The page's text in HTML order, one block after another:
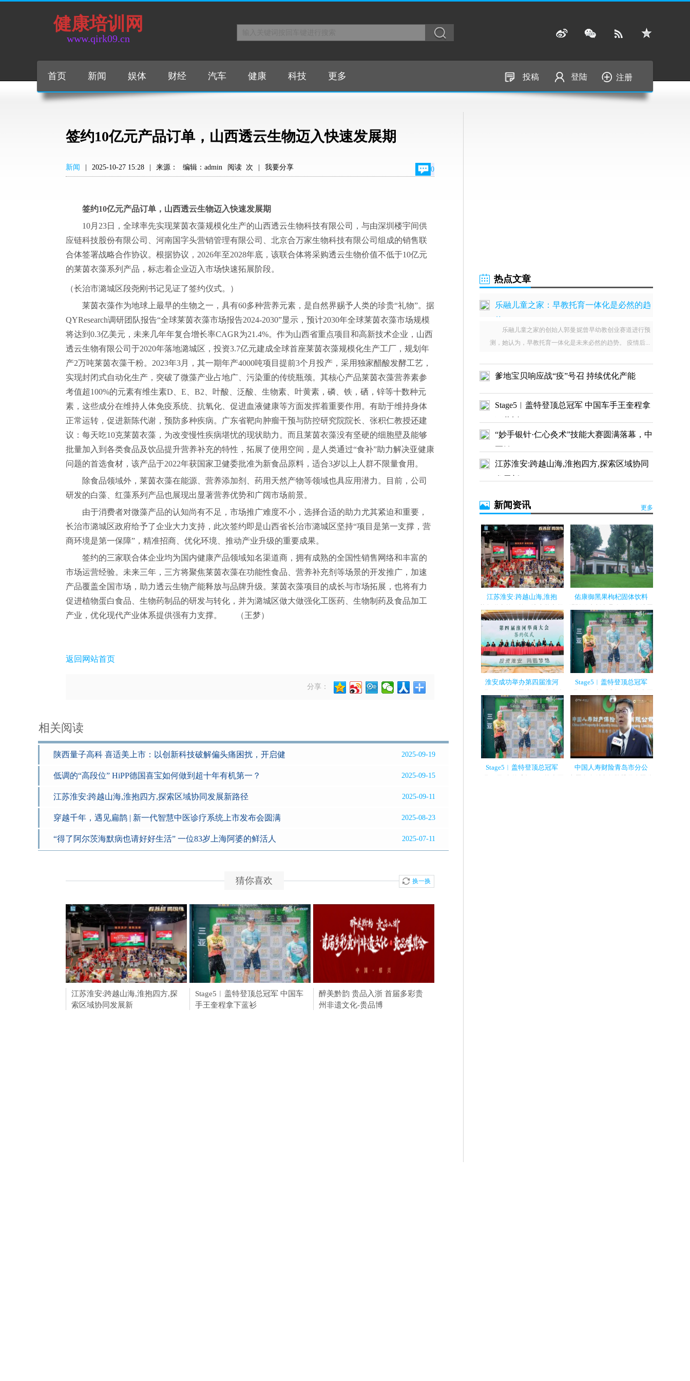
健康培训网
www.qirk09.cn
首页 新闻 娱体 财经 汽车 健康 科技 更多 投稿 登陆 注册
签约10亿元产品订单，山西透云生物迈入快速发展期
新闻 2025-10-27 15:28 来源： 编辑：admin 阅读 次 我要分享 0
签约10亿元产品订单 ， 山西透云生物迈入快速发展期
10月23日，全球率先实现莱茵衣藻规模化生产的山西透云生物科技有限公司，与由深圳楼宇间供
应链科技股份有限公司、河南国字头营销管理有限公司、北京合万家生物科技有限公司组成的销售联
合体签署战略合作协议。根据协议，2026年至2028年底，该联合体将采购透云生物价值不低于10亿元
的莱茵衣藻系列产品，标志着企业迈入市场快速拓展阶段。
（长治市潞城区段尧刚书记见证了签约仪式。）
莱茵衣藻作为地球上最早的生物之一，具有60多种营养元素，是自然界赐予人类的珍贵“礼物”。据
QYResearch调研团队报告“全球莱茵衣藻市场报告2024-2030”显示，预计2030年全球莱茵衣藻市场规模
将达到0.3亿美元，未来几年年复合增长率CAGR为21.4%。作为山西省重点项目和高新技术企业，山西
透云生物有限公司于2020年落地潞城区，投资3.7亿元建成全球首座莱茵衣藻规模化生产工厂，规划年
产2万吨莱茵衣藻干粉。2023年3月，其一期年产4000吨项目提前3个月投产，采用独家醋酸发酵工艺，
实现封闭式自动化生产，突破了微藻产业占地广、污染重的传统瓶颈。其核心产品莱茵衣藻营养素参
考值超100%的元素有维生素D、E、B2、叶酸、泛酸、生物素、叶黄素，磷、铁，硒，锌等十数种元
素，这些成分在维持人体免疫系统、抗氧化、促进血液健康等方面发挥着重要作用。有助于维持身体
正常运转，促进新陈代谢，预防多种疾病。广东省靶向肿瘤干预与防控研究院院长、张积仁教授还建
议：每天吃10克莱茵衣藻，为改变慢性疾病堪忧的现状助力。而且莱茵衣藻没有坚硬的细胞壁及能够
批量加入到各类食品及饮品提升营养补充的特性，拓展了使用空间，是人类通过“食补”助力解决亚健康
问题的首选食材，该产品于2022年获国家卫健委批准为新食品原料，适合3岁以上人群不限量食用。
除食品领域外，莱茵衣藻在能源、营养添加剂、药用天然产物等领域也具应用潜力。目前，公司
研发的白藻、红藻系列产品也展现出显著营养优势和广阔市场前景。
由于消费者对微藻产品的认知尚有不足，市场推广难度不小，选择合适的助力尤其紧迫和重要，
长治市潞城区政府给予了企业大力支持，此次签约即是山西省长治市潞城区坚持“项目是第一支撑，营
商环境是第一保障”，精准招商、优化环境、推动产业升级的重要成果。
签约的三家联合体企业均为国内健康产品领域知名渠道商，拥有成熟的全国性销售网络和丰富的
市场运营经验。未来三年，三方将聚焦莱茵衣藻在功能性食品、营养补充剂等场景的开发推广，加速
产品覆盖全国市场，助力透云生物产能释放与品牌升级。莱茵衣藻项目的成长与市场拓展，也将有力
促进植物蛋白食品、生物药制品的研发与转化，并为潞城区做大做强化工医药、生物制药及食品加工
产业，优化现代产业体系提供强有力支撑。 （王梦）
返回网站首页
分享：
相关阅读
陕西量子高科 喜适美上市：以创新科技破解偏头痛困扰，开启健 2025-09-19
低调的“高段位” HiPP德国喜宝如何做到超十年有机第一？ 2025-09-15
江苏淮安:跨越山海,淮抱四方,探索区域协同发展新路径 2025-09-11
穿越千年，遇见扁鹊 | 新一代智慧中医诊疗系统上市发布会圆满 2025-08-23
“得了阿尔茨海默病也请好好生活” 一位83岁上海阿婆的鲜活人 2025-07-11
猜你喜欢 换一换
江苏淮安:跨越山海,淮抱四方,探
索区域协同发展新
佑康御黑果枸杞固体饮料正式上
市
淮安成功举办第四届淮河华商大
会211个签约项目 总
Stage5︱盖特登顶总冠军 中国车
手王奎程拿下蓝衫
Stage5︱盖特登顶总冠军 中国车
手王奎程拿下蓝衫
醉美黔韵 贵品入浙 首届多彩贵
州非遗文化-贵品博
热点文章
乐融儿童之家：早教托育一体化是必然的趋
乐融儿童之家的创始人郭曼妮曾早幼教创业赛道进行预
测，她认为，早教托育一体化是未来必然的趋势。 疫情后...
爹地宝贝响应战“疫”号召 持续优化产能
Stage5︱盖特登顶总冠军 中国车手王奎程拿
下蓝衫
“妙手银针·仁心灸术”技能大赛圆满落幕，中
医针
江苏淮安:跨越山海,淮抱四方,探索区域协同
发展新
贵品博
新闻资讯 更多
江苏淮安:跨越山海,淮抱
迎战泰州队。经过90分钟激
战，淮安队...
佑康御黑果枸杞固体饮料
满礼成 2024 年 11 月 15 日，明
弘健...
淮安成功举办第四届淮河
正式开幕,近200位知名侨领华
商代表出...
Stage5︱盖特登顶总冠军
届环海南岛国际公路自行车赛
Stage5︱盖特登顶总冠军 中国人寿财险青岛市分公